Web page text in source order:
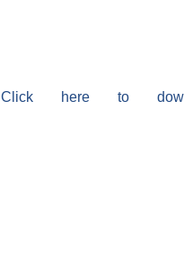
Click here to